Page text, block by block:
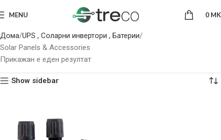
MENU 0
Дома UPS , Соларни инвертори , Батерии
Solar Panels & Accessories
Прикажан е еден резултат
Show sidebar